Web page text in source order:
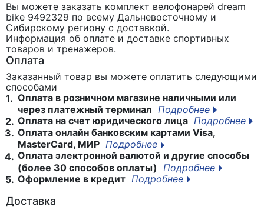
Вы можете заказать комплект велофонарей dream
bike 9492329 по всему Дальневосточному и
Сибирскому региону с доставкой.
Информация об оплате и доставке спортивных
товаров и тренажеров.
Оплата
Заказанный товар вы можете оплатить следующими
способами
1. Оплата в розничном магазине наличными или
через платежный терминал Подробнее
2. Оплата на счет юридического лица Подробнее
3. Оплата онлайн банковским картами Visa,
MasterCard, МИР Подробнее
4. Оплата электронной валютой и другие способы
(более 30 способов оплаты)
Подробнее
5. Оформление в кредит Подробнее
Доставка